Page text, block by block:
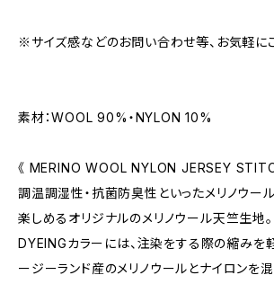
※サイズ感などのお問い合わせ等、お気軽に
素材：WOOL 90%・NYLON 10%
《 MERINO WOOL NYLON JERSEY
調温調湿性・抗菌防臭性といったメリノウー
楽しめるオリジナルのメリノウール天竺生地。
DYEINGカラーには、注染をする際の縮みを
ージーランド産のメリノウールとナイロンを